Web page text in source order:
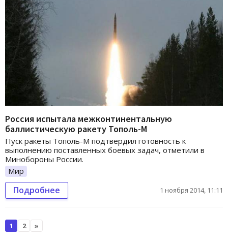
Россия испытала межконтинентальную
баллистическую ракету Тополь-М
Пуск ракеты Тополь-М подтвердил готовность к
выполнению поставленных боевых задач, отметили в
Минобороны России.
Мир
Подробнее 1 ноября 2014, 11:11
1 2 »